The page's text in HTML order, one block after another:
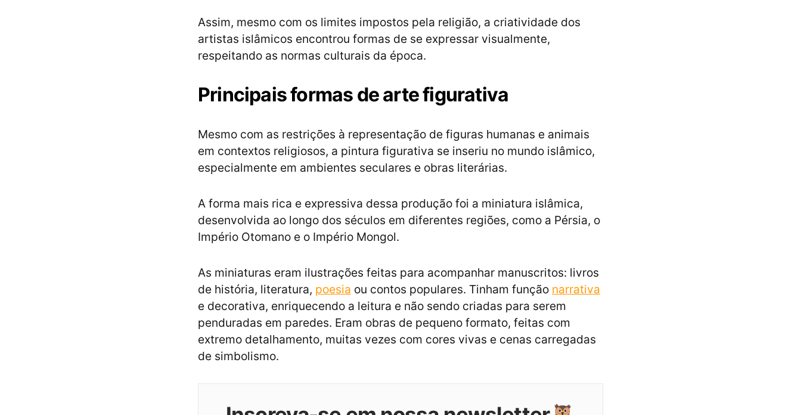
Assim, mesmo com os limites impostos pela religião, a criatividade dos
artistas islâmicos encontrou formas de se expressar visualmente,
respeitando as normas culturais da época.
Principais formas de arte figurativa
Mesmo com as restrições à representação de figuras humanas e animais
em contextos religiosos, a pintura figurativa se inseriu no mundo islâmico,
especialmente em ambientes seculares e obras literárias.
A forma mais rica e expressiva dessa produção foi a miniatura islâmica,
desenvolvida ao longo dos séculos em diferentes regiões, como a Pérsia, o
Império Otomano e o Império Mongol.
As miniaturas eram ilustrações feitas para acompanhar manuscritos: livros
de história, literatura, poesia ou contos populares. Tinham função narrativa
e decorativa, enriquecendo a leitura e não sendo criadas para serem
penduradas em paredes. Eram obras de pequeno formato, feitas com
extremo detalhamento, muitas vezes com cores vivas e cenas carregadas
de simbolismo.